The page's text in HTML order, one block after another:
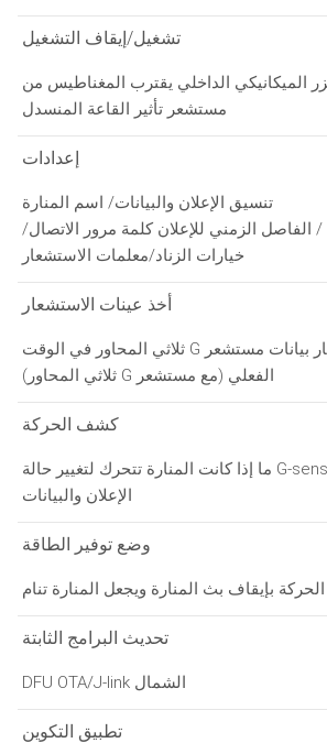
تشغيل/إيقاف التشغيل
الميكانيكي الداخلي يقترب المغناطيس من
مستشعر تأثير القاعة المنسدل
إعدادات
تنسيق الإعلان والبيانات/ اسم المنارة
الزمني للإعلان كلمة مرور الاتصال/
خيارات الزناد/معلمات الاستشعار
أخذ عينات الاستشعار
قم ببث أو إخطار بيانات مستشعر G ثلاثي المحاور في الوقت
الفعلي (مع مستشعر G ثلاثي المحاور)
كشف الحركة
3-يحدد محور G-sensor ما إذا كانت المنارة تتحرك لتغيير حالة
الإعلان والبيانات
وضع توفير الطاقة
بإيقاف بث المنارة ويجعل المنارة تنام
تحديث البرامج الثابتة
الشمال DFU OTA/J-link
تطبيق التكوين